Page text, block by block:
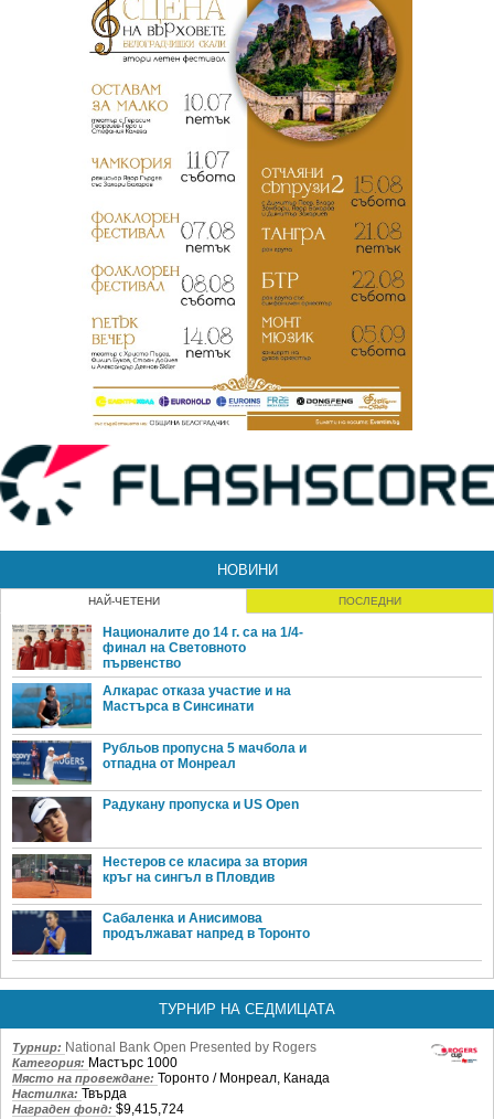
НОВИНИ
НАЙ-ЧЕТЕНИ ПОСЛЕДНИ
Националите до 14 г. са на 1/4-
финал на Световното
първенство
Алкарас отказа участие и на
Мастърса в Синсинати
Рубльов пропусна 5 мачбола и
отпадна от Монреал
Радукану пропуска и US Open
Нестеров се класира за втория
кръг на сингъл в Пловдив
Сабаленка и Анисимова
продължават напред в Торонто
ТУРНИР НА СЕДМИЦАТА
Турнир: National Bank Open Presented by Rogers
Категория: Мастърс 1000
Място на провеждане: Торонто / Монреал, Канада
Настилка: Твърда
Награден фонд: $9,415,724